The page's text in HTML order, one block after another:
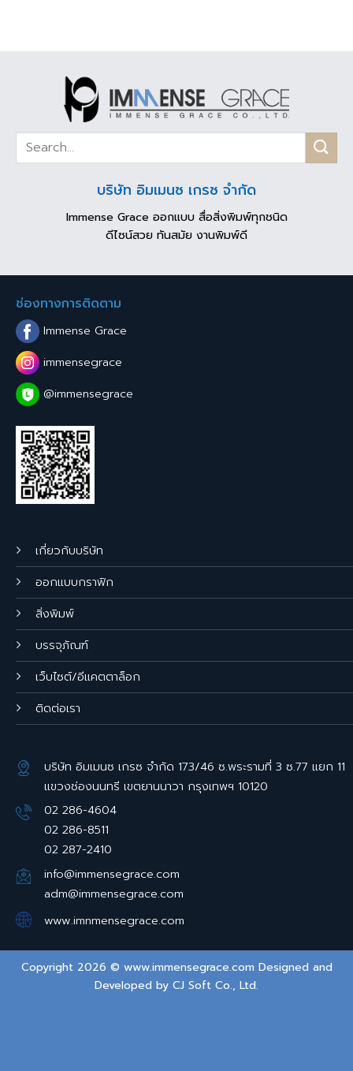
บริษัท อิมเมนซ เกรซ จำกัด
Immense Grace ออกแบบ สื่อสิ่งพิมพ์ทุกชนิด
ดีไซน์สวย ทันสมัย งานพิมพ์ดี
เกี่ยวกับบริษัท
ออกแบบกราฟิก
สิ่งพิมพ์
บรรจุภัณฑ์
เว็บไซต์/อีแคตตาล็อก
ติดต่อเรา
บริษัท อิมเมนซ เกรซ จำกัด 173/46 ซ.พระรามที่ 3 ซ.77 แยก 11
แขวงช่องนนทรี เขตยานนาวา กรุงเทพฯ 10120
02 286-4604
02 286-8511
02 287-2410
info@immensegrace.com
adm@immensegrace.com
www.imnmensegrace.com
ช่องทางการติดตาม
Immense Grace
immensegrace
@immensegrace
Copyright 2026 © www.immensegrace.com Designed and
Developed by CJ Soft Co., Ltd.